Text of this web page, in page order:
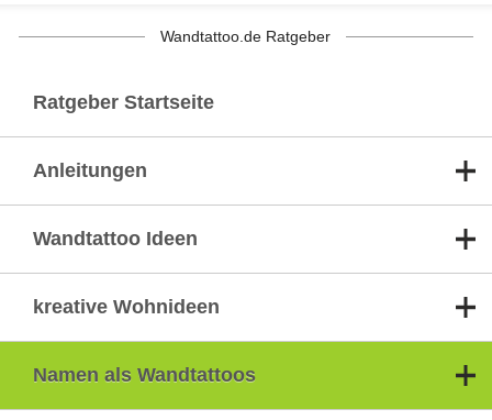
Wandtattoo.de Ratgeber
Ratgeber Startseite
Anleitungen
Wandtattoo Ideen
kreative Wohnideen
Namen als Wandtattoos